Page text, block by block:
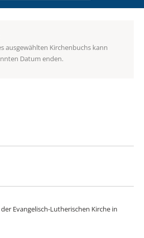
ausgewählten Kirchenbuchs kann
Datum enden.
Evangelisch-Lutherischen Kirche in